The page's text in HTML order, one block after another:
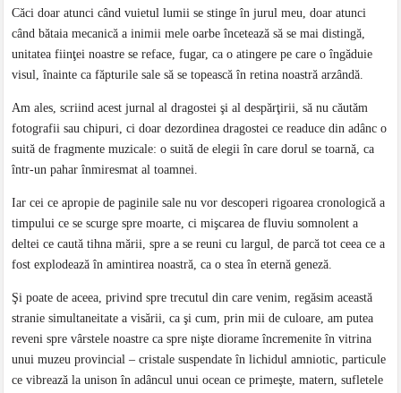
Căci doar atunci când vuietul lumii se stinge în jurul meu, doar atunci
când bătaia mecanică a inimii mele oarbe încetează să se mai distingă,
unitatea fiinţei noastre se reface, fugar, ca o atingere pe care o îngăduie
visul, înainte ca făpturile sale să se topească în retina noastră arzândă.
Am ales, scriind acest jurnal al dragostei şi al despărţirii, să nu căutăm
fotografii sau chipuri, ci doar dezordinea dragostei ce readuce din adânc o
suită de fragmente muzicale: o suită de elegii în care dorul se toarnă, ca
într-un pahar înmiresmat al toamnei.
Iar cei ce apropie de paginile sale nu vor descoperi rigoarea cronologică a
timpului ce se scurge spre moarte, ci mişcarea de fluviu somnolent a
deltei ce caută tihna mării, spre a se reuni cu largul, de parcă tot ceea ce a
fost explodează în amintirea noastră, ca o stea în eternă geneză.
Şi poate de aceea, privind spre trecutul din care venim, regăsim această
stranie simultaneitate a visării, ca şi cum, prin mii de culoare, am putea
reveni spre vârstele noastre ca spre nişte diorame încremenite în vitrina
unui muzeu provincial – cristale suspendate în lichidul amniotic, particule
ce vibrează la unison în adâncul unui ocean ce primeşte, matern, sufletele